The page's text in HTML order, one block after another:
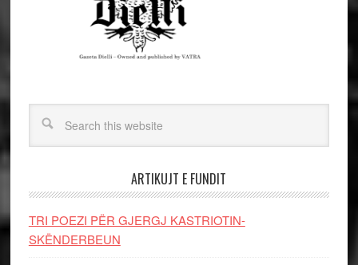
ARTIKUJT E FUNDIT
TRI POEZI PËR GJERGJ KASTRIOTIN-
SKËNDERBEUN